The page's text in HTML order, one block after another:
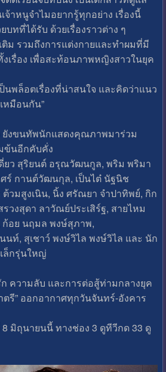
จ้าหนูจำไมอยากรู้ทุกอย่าง เรื่องนี้
ทที่ได้รับ ด้วยเรื่องราวต่าง ๆ
ติม รวมถึงการแต่งกายและทำผมที่มี
เรื่อง เพื่อสะท้อนภาพหญิงสาวในยุค
นพล็อตเรื่องที่น่าสนใจ และคิดว่าแนว
หมือนกัน”
ยังขนทัพนักแสดงคุณภาพมาร่วม
ข้นอีกคับคั่ง
ยว สุริยนต์ อรุณวัฒนกูล, พริม พริมา
กานต์วัฒนกุล, เป็นไต๋ นัฐนิช
วมสูงเนิน, นิ้ง ศรัณยา จำปาทิพย์, กิก
วงสุดา ลาวัณย์ประเสิร์ฐ, สายไหม
อย นฤมล พงษ์สุภาพ,
ท์, สุเชาว์ พงษ์วิไล พงษ์วิไล และ นัก
ล็กรุ่นใหญ่
ความลับ และการต่อสู้ท่ามกลางยุค
ตรี” ออกอากาศทุกวันจันทร์-อังคาร
มิถุนายนนี้ ทางช่อง 3 ดูทีวีกด 33 ดู